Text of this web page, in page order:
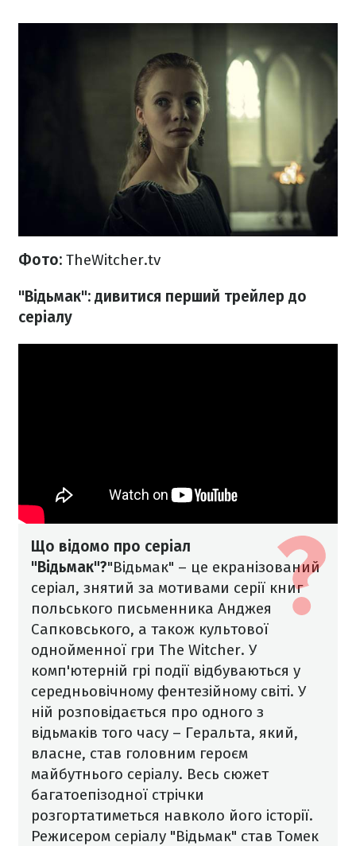
Фото: TheWitcher.tv
"Відьмак": дивитися перший трейлер до
серіалу
Що відомо про серіал
"Відьмак"?"Відьмак" – це екранізований
серіал, знятий за мотивами серії книг
польського письменника Анджея
Сапковського, а також культової
однойменної гри The Witcher. У
комп'ютерній грі події відбуваються у
середньовічному фентезійному світі. У
ній розповідається про одного з
відьмаків того часу – Геральта, який,
власне, став головним героєм
майбутнього серіалу. Весь сюжет
багатоепізодної стрічки
розгортатиметься навколо його історії.
Режисером серіалу "Відьмак" став Томек